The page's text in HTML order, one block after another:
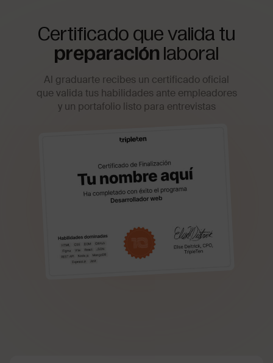
Certificado que valida tu
preparación laboral
Al graduarte recibes un certificado oficial
que valida tus habilidades ante empleadores
y un portafolio listo para entrevistas